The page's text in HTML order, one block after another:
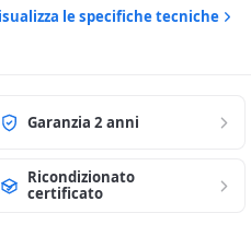
le specifiche tecniche
Garanzia 2 anni
Ricondizionato
certificato